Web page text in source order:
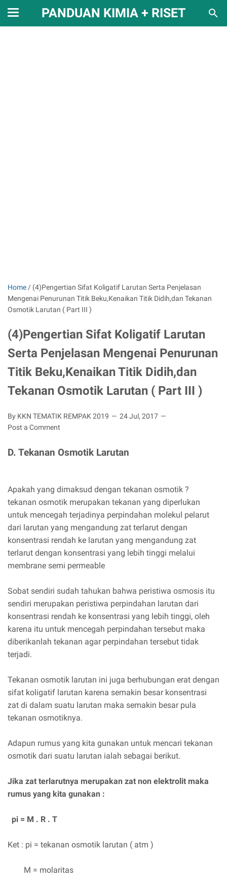
PANDUAN KIMIA + RISET
Home / (4)Pengertian Sifat Koligatif Larutan Serta Penjelasan
Mengenai Penurunan Titik Beku,Kenaikan Titik Didih,dan Tekanan
Osmotik Larutan ( Part III )
(4)Pengertian Sifat Koligatif Larutan
Serta Penjelasan Mengenai Penurunan
Titik Beku,Kenaikan Titik Didih,dan
Tekanan Osmotik Larutan ( Part III )
By KKN TEMATIK REMPAK 2019
24 Jul, 2017
Post a Comment
D. Tekanan Osmotik Larutan
Apakah yang dimaksud dengan tekanan osmotik ?
tekanan osmotik merupakan tekanan yang diperlukan
untuk mencegah terjadinya perpindahan molekul pelarut
dari larutan yang mengandung zat terlarut dengan
konsentrasi rendah ke larutan yang mengandung zat
terlarut dengan konsentrasi yang lebih tinggi melalui
membrane semi permeable
Sobat sendiri sudah tahukan bahwa peristiwa osmosis itu
sendiri merupakan peristiwa perpindahan larutan dari
konsentrasi rendah ke konsentrasi yang lebih tinggi, oleh
karena itu untuk mencegah perpindahan tersebut maka
diberikanlah tekanan agar perpindahan tersebut tidak
terjadi.
Tekanan osmotik larutan ini juga berhubungan erat dengan
sifat koligatif larutan karena semakin besar konsentrasi
zat di dalam suatu larutan maka semakin besar pula
tekanan osmotiknya.
Adapun rumus yang kita gunakan untuk mencari tekanan
osmotik dari suatu larutan ialah sebagai berikut.
Jika zat terlarutnya merupakan zat non elektrolit maka
rumus yang kita gunakan :
pi = M . R . T
Ket : pi = tekanan osmotik larutan ( atm )
M = molaritas